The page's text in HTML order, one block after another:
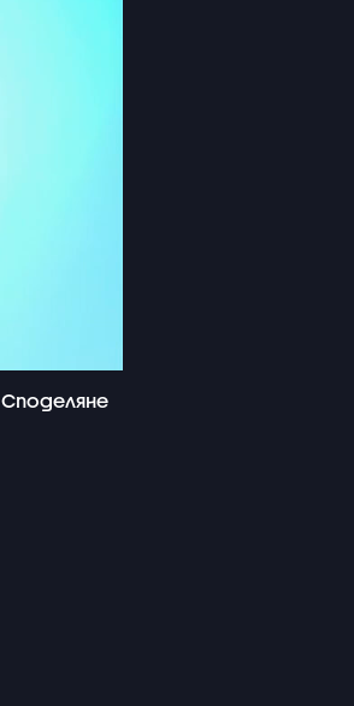
Споделяне